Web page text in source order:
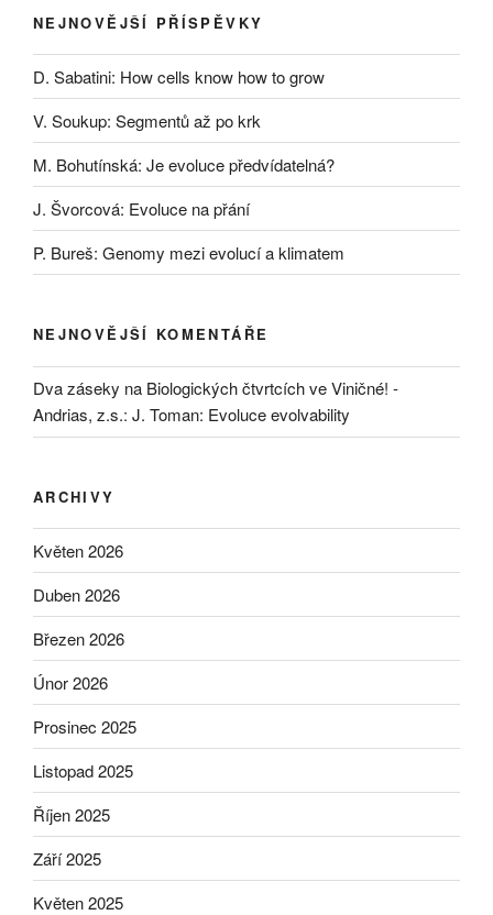
NEJNOVĚJŠÍ PŘÍSPĚVKY
D. Sabatini: How cells know how to grow
V. Soukup: Segmentů až po krk
M. Bohutínská: Je evoluce předvídatelná?
J. Švorcová: Evoluce na přání
P. Bureš: Genomy mezi evolucí a klimatem
NEJNOVĚJŠÍ KOMENTÁŘE
Dva záseky na Biologických čtvrtcích ve Viničné! -
Andrias, z.s.: J. Toman: Evoluce evolvability
ARCHIVY
Květen 2026
Duben 2026
Březen 2026
Únor 2026
Prosinec 2025
Listopad 2025
Říjen 2025
Září 2025
Květen 2025